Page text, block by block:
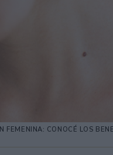
FEMENINA: CONOCÉ LOS